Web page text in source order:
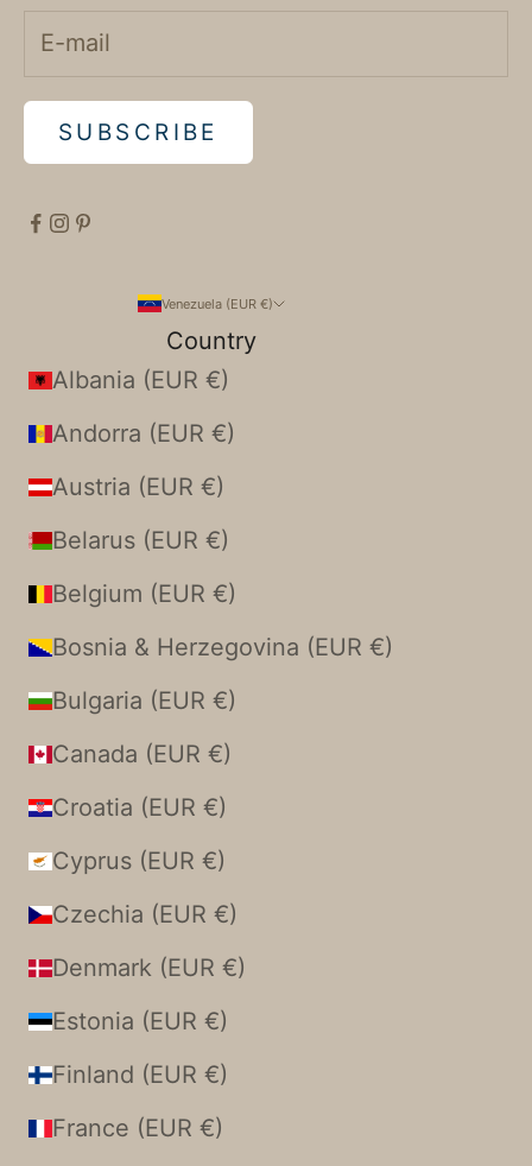
SUBSCRIBE
Venezuela (EUR €)
Country
Albania (EUR €)
Andorra (EUR €)
Austria (EUR €)
Belarus (EUR €)
Belgium (EUR €)
Bosnia & Herzegovina (EUR €)
Bulgaria (EUR €)
Canada (EUR €)
Croatia (EUR €)
Cyprus (EUR €)
Czechia (EUR €)
Denmark (EUR €)
Estonia (EUR €)
Finland (EUR €)
France (EUR €)